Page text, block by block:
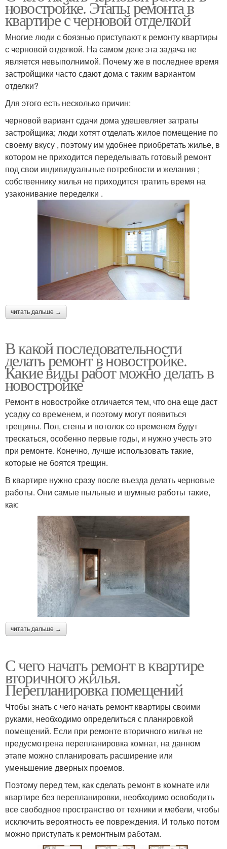
новостройке. Этапы ремонта в
квартире с черновой отделкой
Многие люди с боязнью приступают к ремонту квартиры
с черновой отделкой. На самом деле эта задача не
является невыполнимой. Почему же в последнее время
застройщики часто сдают дома с таким вариантом
отделки?
Для этого есть несколько причин:
черновой вариант сдачи дома удешевляет затраты
застройщика; люди хотят отделать жилое помещение по
своему вкусу , поэтому им удобнее приобретать жилье, в
котором не приходится переделывать готовый ремонт
под свои индивидуальные потребности и желания ;
собственнику жилья не приходится тратить время на
узаконивание переделки .
читать дальше →
В какой последовательности
делать ремонт в новостройке.
Какие виды работ можно делать в
новостройке
Ремонт в новостройке отличается тем, что она еще даст
усадку со временем, и поэтому могут появиться
трещины. Пол, стены и потолок со временем будут
трескаться, особенно первые годы, и нужно учесть это
при ремонте. Конечно, лучше использовать такие,
которые не боятся трещин.
В квартире нужно сразу после въезда делать черновые
работы. Они самые пыльные и шумные работы такие,
как:
читать дальше →
С чего начать ремонт в квартире
вторичного жилья.
Перепланировка помещений
Чтобы знать с чего начать ремонт квартиры своими
руками, необходимо определиться с планировкой
помещений. Если при ремонте вторичного жилья не
предусмотрена перепланировка комнат, на данном
этапе можно спланировать расширение или
уменьшение дверных проемов.
Поэтому перед тем, как сделать ремонт в комнате или
квартире без перепланировки, необходимо освободить
все свободное пространство от техники и мебели, чтобы
исключить вероятность ее повреждения. И только потом
можно приступать к ремонтным работам.